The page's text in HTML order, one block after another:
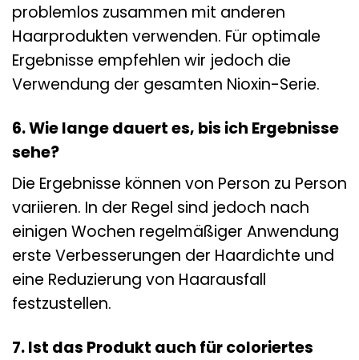
problemlos zusammen mit anderen
Haarprodukten verwenden. Für optimale
Ergebnisse empfehlen wir jedoch die
Verwendung der gesamten Nioxin-Serie.
6. Wie lange dauert es, bis ich Ergebnisse
sehe?
Die Ergebnisse können von Person zu Person
variieren. In der Regel sind jedoch nach
einigen Wochen regelmäßiger Anwendung
erste Verbesserungen der Haardichte und
eine Reduzierung von Haarausfall
festzustellen.
7. Ist das Produkt auch für coloriertes